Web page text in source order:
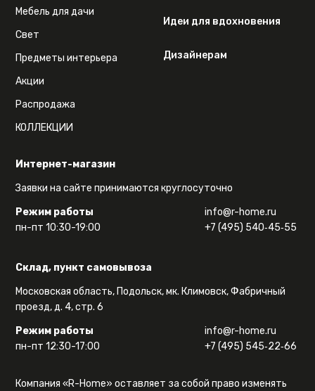
Интернет-магазин
Заявки на сайте принимаются круглосуточно
Режим работы
пн-пт 10:30-19:00
info@r-home.ru
+7 (495) 540‑45‑55
Склад, пункт самовывоза
Московская область, Подольск, мк. Климовск, Фабричный
проезд, д. 4, стр. 6
Режим работы
пн-пт 12:30-17:00
info@r-home.ru
+7 (495) 545‑22‑66
Мебель для дачи
Свет
Предметы интерьера
Акции
Распродажа
КОЛЛЕКЦИИ
Идеи для вдохновения
Дизайнерам
Компания «R-Home» оставляет за собой право изменять